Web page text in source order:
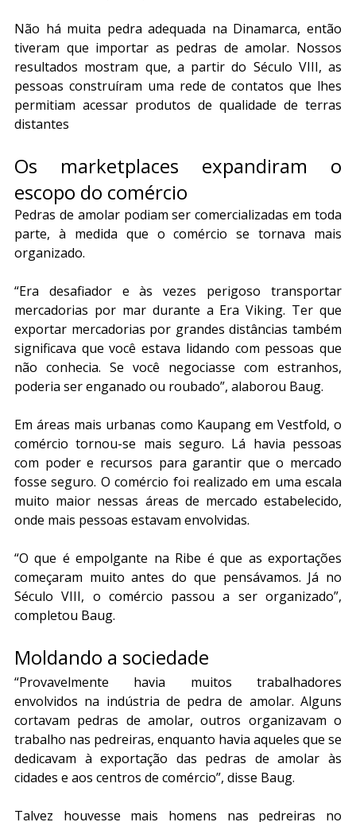
Não há muita pedra adequada na Dinamarca, então
tiveram que importar as pedras de amolar. Nossos
resultados mostram que, a partir do Século VIII, as
pessoas construíram uma rede de contatos que lhes
permitiam acessar produtos de qualidade de terras
distantes
Os marketplaces expandiram o
escopo do comércio
Pedras de amolar podiam ser comercializadas em toda
parte, à medida que o comércio se tornava mais
organizado.
“Era desafiador e às vezes perigoso transportar
mercadorias por mar durante a Era Viking. Ter que
exportar mercadorias por grandes distâncias também
significava que você estava lidando com pessoas que
não conhecia. Se você negociasse com estranhos,
poderia ser enganado ou roubado”, alaborou Baug.
Em áreas mais urbanas como Kaupang em Vestfold, o
comércio tornou-se mais seguro. Lá havia pessoas
com poder e recursos para garantir que o mercado
fosse seguro. O comércio foi realizado em uma escala
muito maior nessas áreas de mercado estabelecido,
onde mais pessoas estavam envolvidas.
“O que é empolgante na Ribe é que as exportações
começaram muito antes do que pensávamos. Já no
Século VIII, o comércio passou a ser organizado”,
completou Baug.
Moldando a sociedade
“Provavelmente havia muitos trabalhadores
envolvidos na indústria de pedra de amolar. Alguns
cortavam pedras de amolar, outros organizavam o
trabalho nas pedreiras, enquanto havia aqueles que se
dedicavam à exportação das pedras de amolar às
cidades e aos centros de comércio”, disse Baug.
Talvez houvesse mais homens nas pedreiras no